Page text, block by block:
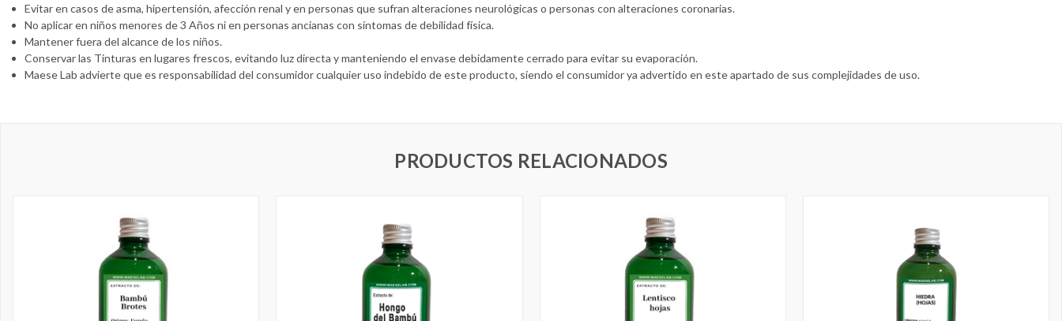
Evitar en casos de asma, hipertensión, afección renal y en personas que sufran alteraciones neurológicas o personas con alteraciones coronarias.
No aplicar en niños menores de 3 Años ni en personas ancianas con síntomas de debilidad física.
Mantener fuera del alcance de los niños.
Conservar las Tinturas en lugares frescos, evitando luz directa y manteniendo el envase debidamente cerrado para evitar su evaporación.
Maese Lab advierte que es responsabilidad del consumidor cualquier uso indebido de este producto, siendo el consumidor ya advertido en este apartado de sus complejidades de uso.
PRODUCTOS RELACIONADOS